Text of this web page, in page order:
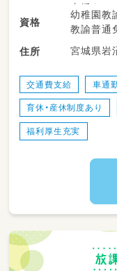
支援をし
対象年齢
児童発達
資格
幼稚園教諭第一種 幼稚
住所
宮城県岩
交通費支給 車通
育休・産休制度あり
福利厚生充実